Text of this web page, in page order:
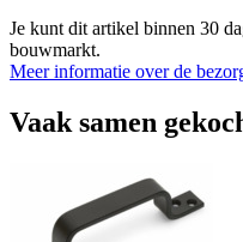
Je kunt dit artikel binnen 30
bouwmarkt.
Meer informatie over de
Vaak samen